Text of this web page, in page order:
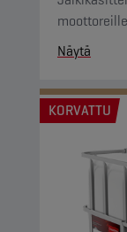
Näytä
KORVATTU